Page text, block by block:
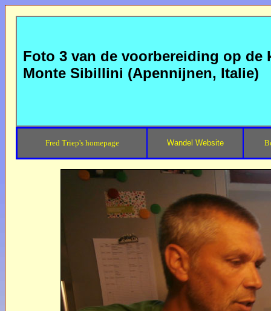
Foto 3 van de voorbereiding op de
Monte Sibillini (Apennijnen, Italie)
Fred Triep's homepage Wandel Website